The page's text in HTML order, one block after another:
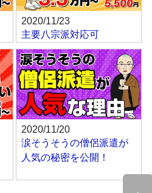
2020/11/23
主要八宗派対応可
2020/11/20
涙そうそうの僧侶派遣が
人気の秘密を公開！